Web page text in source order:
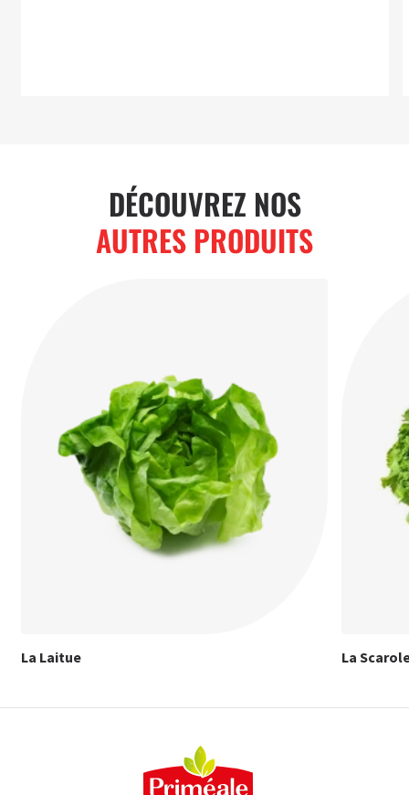
DÉCOUVREZ NOS
AUTRES PRODUITS
La Laitue La